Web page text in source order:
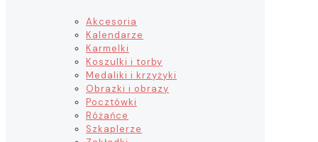
Akcesoria
Kalendarze
Karmelki
Koszulki i torby
Medaliki i krzyżyki
Obrazki i obrazy
Pocztówki
Różańce
Szkaplerze